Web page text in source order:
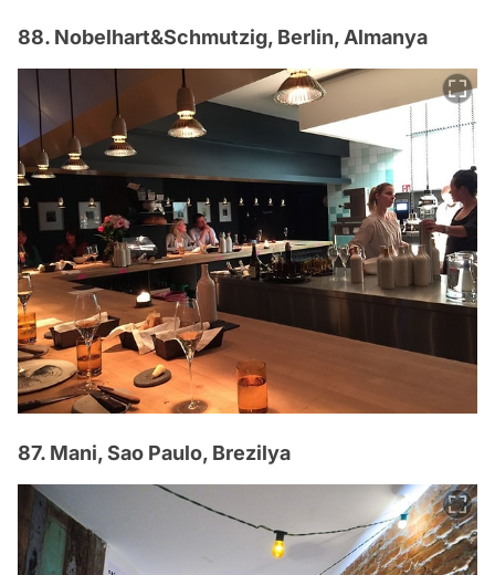
88. Nobelhart&Schmutzig, Berlin, Almanya
87. Mani, Sao Paulo, Brezilya